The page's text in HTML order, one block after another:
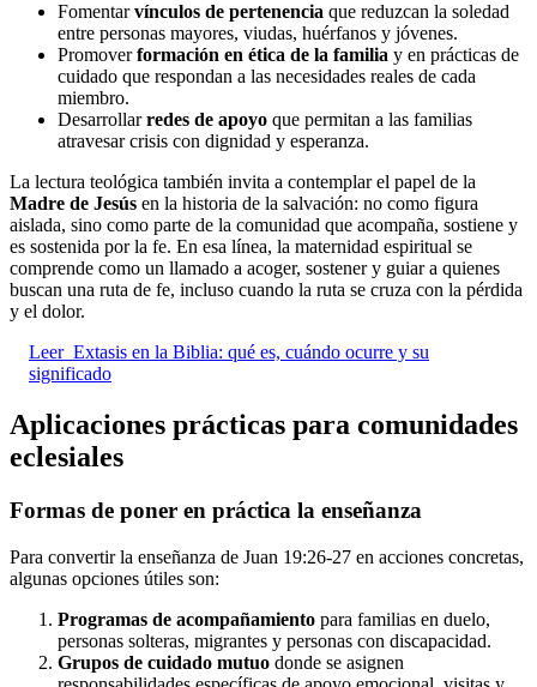
Fomentarvínculos de pertenencia que reduzcan la soledad
entre personas mayores, viudas, huérfanos y jóvenes.
Promoverformación en ética de la familia y en prácticas de
cuidado que respondan a las necesidades reales de cada
miembro.
Desarrollarredes de apoyo que permitan a las familias
atravesar crisis con dignidad y esperanza.
La lectura teológica también invita a contemplar el papel de la
Madre de Jesús en la historia de la salvación: no como figura
aislada, sino como parte de la comunidad que acompaña, sostiene y
es sostenida por la fe. En esa línea, la maternidad espiritual se
comprende como un llamado a acoger, sostener y guiar a quienes
buscan una ruta de fe, incluso cuando la ruta se cruza con la pérdida
y el dolor.
Leer Extasis en la Biblia: qué es, cuándo ocurre y su
significado
Aplicaciones prácticas para comunidades
eclesiales
Formas de poner en práctica la enseñanza
Para convertir la enseñanza de Juan 19:26-27 en acciones concretas,
algunas opciones útiles son:
Programas de acompañamiento para familias en duelo,
personas solteras, migrantes y personas con discapacidad.
Grupos de cuidado mutuo donde se asignen